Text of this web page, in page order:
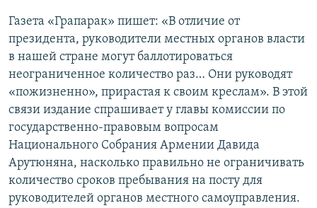
Газета «Грапарак» пишет: «В отличие от
президента, руководители местных органов власти
в нашей стране могут баллотироваться
неограниченное количество раз… Они руководят
«пожизненно», прирастая к своим креслам». В этой
связи издание спрашивает у главы комиссии по
государственно-правовым вопросам
Национального Собрания Армении Давида
Арутюняна, насколько правильно не ограничивать
количество сроков пребывания на посту для
руководителей органов местного самоуправления.